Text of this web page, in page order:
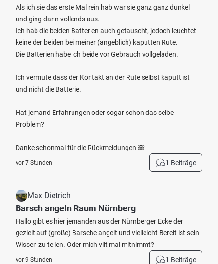
Als ich sie das erste Mal rein hab war sie ganz ganz dunkel
und ging dann vollends aus.
Ich hab die beiden Batterien auch getauscht, jedoch leuchtet
keine der beiden bei meiner (angeblich) kaputten Rute.
Die Batterien habe ich beide vor Gebrauch vollgeladen.
Ich vermute dass der Kontakt an der Rute selbst kaputt ist
und nicht die Batterie.
Hat jemand Erfahrungen oder sogar schon das selbe
Problem?
Danke schonmal für die Rückmeldungen 🙈
vor 7 Stunden 1 Beiträge
Max Dietrich
Barsch angeln Raum Nürnberg
Hallo gibt es hier jemanden aus der Nürnberger Ecke der
gezielt auf (große) Barsche angelt und vielleicht Bereit ist sein
Wissen zu teilen. Oder mich vllt mal mitnimmt?
vor 9 Stunden 1 Beiträge